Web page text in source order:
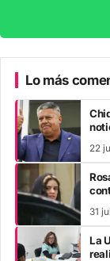
Lo más
22
31
La